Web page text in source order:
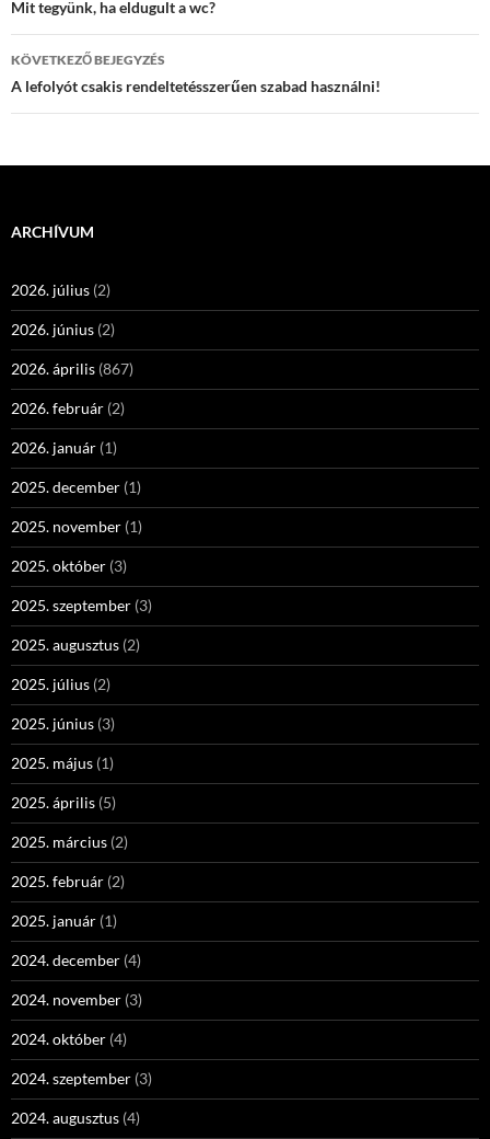
navigációja
Mit tegyünk, ha eldugult a wc?
KÖVETKEZŐ BEJEGYZÉS
A lefolyót csakis rendeltetésszerűen szabad használni!
ARCHÍVUM
2026. július (2)
2026. június (2)
2026. április (867)
2026. február (2)
2026. január (1)
2025. december (1)
2025. november (1)
2025. október (3)
2025. szeptember (3)
2025. augusztus (2)
2025. július (2)
2025. június (3)
2025. május (1)
2025. április (5)
2025. március (2)
2025. február (2)
2025. január (1)
2024. december (4)
2024. november (3)
2024. október (4)
2024. szeptember (3)
2024. augusztus (4)